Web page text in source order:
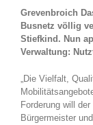
Grevenbroich
Busnetz völlig
Stiefkind. Nun
Verwaltung:
„Die Vielfalt,
Forderung will
Bürgermeister